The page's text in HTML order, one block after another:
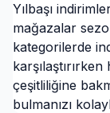
Yılbaşı
mağazalar
kategorilerde
çeşitliliğine
bulmanızı